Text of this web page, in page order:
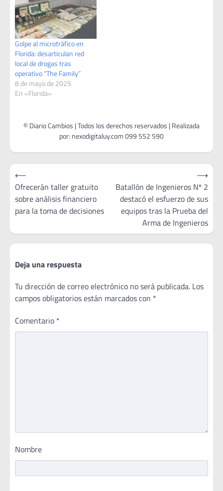
Golpe al microtráfico en
Florida: desarticulan red
local de drogas tras
operativo “The Family”
8 de mayo de 2025
En «Florida»
Navegación
de
entradas
⟵
Ofrecerán taller gratuito
sobre análisis financiero
para la toma de decisiones
Batallón de Ingenieros Nº 2
destacó el esfuerzo de sus
equipos tras la Prueba del
Arma de Ingenieros
⟶
Deja una respuesta
Tu dirección de correo electrónico no será publicada. Los
campos obligatorios están marcados con *
Comentario *
Nombre